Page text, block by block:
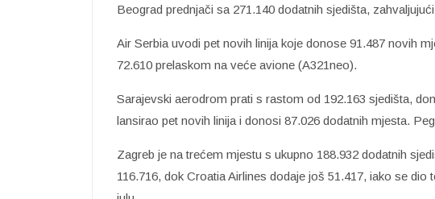
Beograd prednjači sa 271.140 dodatnih sjedišta,
Air Serbia uvodi pet novih linija koje donose 91.487 novih
72.610 prelaskom na veće avione (A321neo).
Sarajevski aerodrom prati s rastom od 192.163 sjedišta,
lansirao pet novih linija i donosi 87.026 dodatnih mjesta.
Zagreb je na trećem mjestu s ukupno 188.932 dodatnih
116.716, dok Croatia Airlines dodaje još 51.417, iako se